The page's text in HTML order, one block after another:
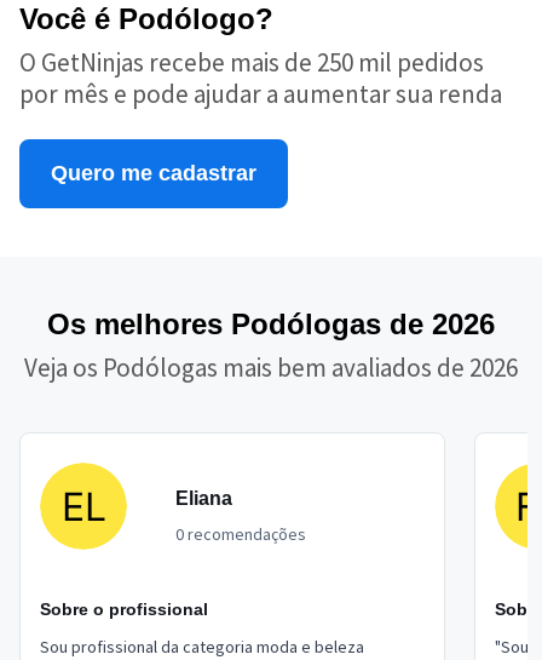
Você é Podólogo?
O GetNinjas recebe mais de 250 mil pedidos
por mês e pode ajudar a aumentar sua renda
Quero me cadastrar
Os melhores Podólogas de 2026
Veja os Podólogas mais bem avaliados de 2026
Eliana
0 recomendações
Sobre o profissional
Sou profissional da categoria moda e beleza
"Sou